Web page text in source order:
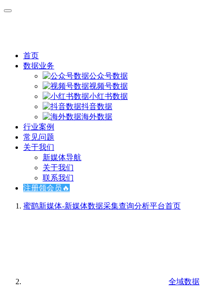
首页
数据业务
公众号数据
视频号数据
小红书数据
抖音数据
海外数据
行业案例
常见问题
关于我们
新媒体导航
关于我们
联系我们
注册领会员🔥
蜜鹞新媒体-新媒体数据采集查询分析平台首页
全域数据